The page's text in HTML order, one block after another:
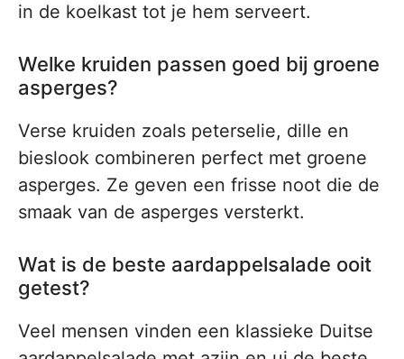
in de koelkast tot je hem serveert.
Welke kruiden passen goed bij groene
asperges?
Verse kruiden zoals peterselie, dille en
bieslook combineren perfect met groene
asperges. Ze geven een frisse noot die de
smaak van de asperges versterkt.
Wat is de beste aardappelsalade ooit
getest?
Veel mensen vinden een klassieke Duitse